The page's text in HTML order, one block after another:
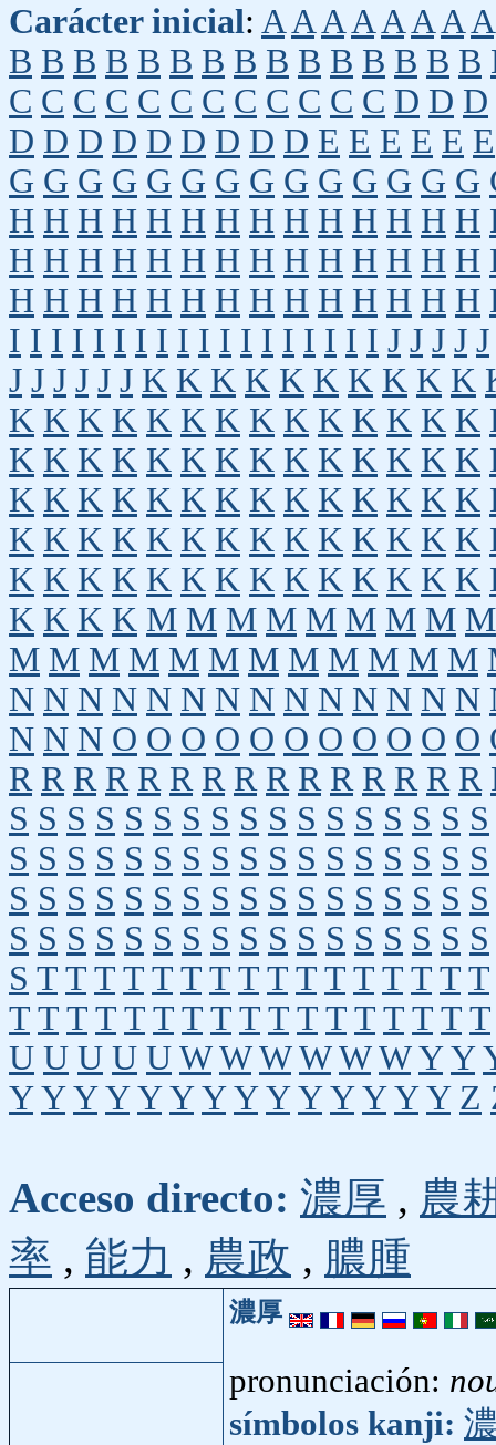
Carácter inicial: A A A A A A A A
B B B B B B B B B B B B B B B
C C C C C C C C C C C C D D D
D D D D D D D D D E E E E E E
G G G G G G G G G G G G G G
H H H H H H H H H H H H H H
H H H H H H H H H H H H H H
H H H H H H H H H H H H H H
I I I I I I I I I I I I I I I I I I J J J J J
J J J J J J K K K K K K K K K K
K K K K K K K K K K K K K K
K K K K K K K K K K K K K K
K K K K K K K K K K K K K K
K K K K K K K K K K K K K K
K K K K K K K K K K K K K K
K K K K M M M M M M M M M
M M M M M M M M M M M M
N N N N N N N N N N N N N N
N N N O O O O O O O O O O O
R R R R R R R R R R R R R R R
S S S S S S S S S S S S S S S S S
S S S S S S S S S S S S S S S S S
S S S S S S S S S S S S S S S S S
S S S S S S S S S S S S S S S S S
S T T T T T T T T T T T T T T T T
T T T T T T T T T T T T T T T T T
U U U U U W W W W W W Y Y
Y Y Y Y Y Y Y Y Y Y Y Y Y Y Z
Acceso directo: 濃厚 , 農
率 , 能力 , 農政 , 膿腫
濃厚
pronunciación:
símbolos kanji: